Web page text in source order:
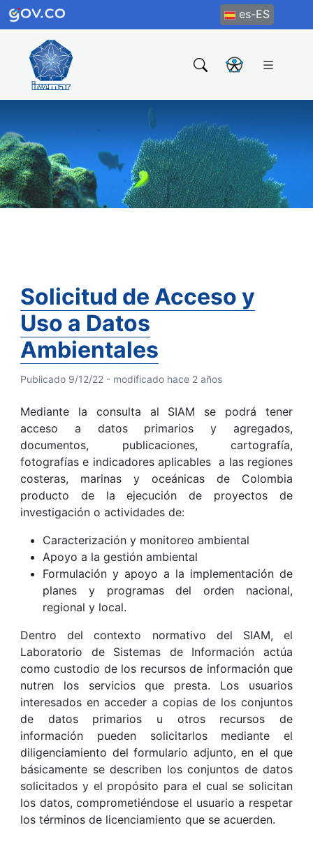
es-ES
Solicitud de Acceso y
Uso a Datos
Ambientales
Publicado 9/12/22 - modificado hace 2 años
Mediante la consulta al SIAM se podrá tener
acceso a datos primarios y agregados,
documentos, publicaciones, cartografía,
fotografías e indicadores aplicables a las regiones
costeras, marinas y oceánicas de Colombia
producto de la ejecución de proyectos de
investigación o actividades de:
Caracterización y monitoreo ambiental
Apoyo a la gestión ambiental
Formulación y apoyo a la implementación de
planes y programas del orden nacional,
regional y local.
Dentro del contexto normativo del SIAM, el
Laboratorio de Sistemas de Información actúa
como custodio de los recursos de información que
nutren los servicios que presta. Los usuarios
interesados en acceder a copias de los conjuntos
de datos primarios u otros recursos de
información pueden solicitarlos mediante el
diligenciamiento del formulario adjunto, en el que
básicamente se describen los conjuntos de datos
solicitados y el propósito para el cual se solicitan
los datos, comprometiéndose el usuario a respetar
los términos de licenciamiento que se acuerden.